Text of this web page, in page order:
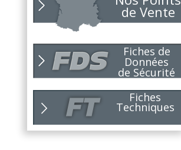
Toujours soucieux des besoins
Lire la suite
01
26
NOUVELLE ANNÉE,
NOUVEAUX
PROJETS !
Pour 2026, le choix du bon
Lire la suite
10
25
NOUVEAUTÉ
NIRVANA !
de Vente
Fiches de
Données
de Sécurité
Fiches
Techniques